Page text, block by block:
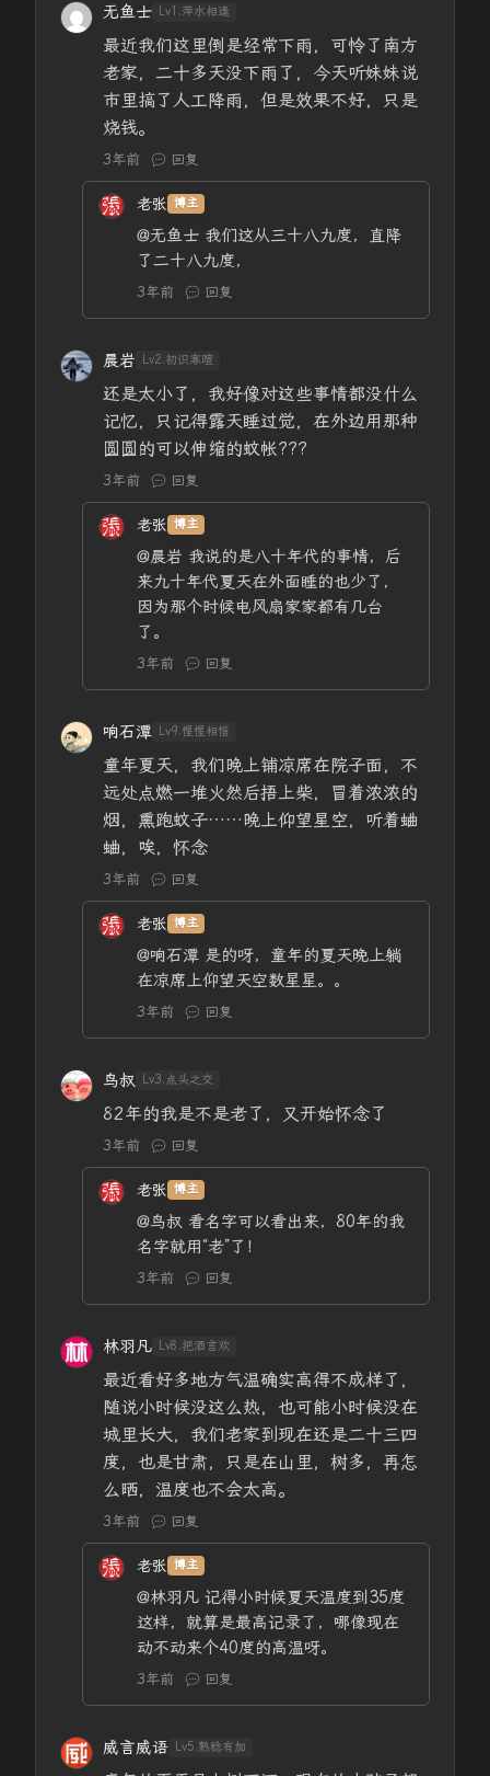
无鱼士 Lv1.萍水相逢
最近我们这里倒是经常下雨，可怜了南方
老家，二十多天没下雨了，今天听妹妹说
市里搞了人工降雨，但是效果不好，只是
烧钱。
3年前 回复
老张 博主
@无鱼士 我们这从三十八九度，直降
了二十八九度，
3年前 回复
晨岩 Lv2.初识寒暄
还是太小了，我好像对这些事情都没什么
记忆，只记得露天睡过觉，在外边用那种
圆圆的可以伸缩的蚊帐???
3年前 回复
老张 博主
@晨岩 我说的是八十年代的事情，后
来九十年代夏天在外面睡的也少了，
因为那个时候电风扇家家都有几台
了。
3年前 回复
响石潭 Lv9.惺惺相惜
童年夏天，我们晚上铺凉席在院子面，不
远处点燃一堆火然后捂上柴，冒着浓浓的
烟，熏跑蚊子……晚上仰望星空，听着蛐
蛐，唉，怀念
3年前 回复
老张 博主
@响石潭 是的呀，童年的夏天晚上躺
在凉席上仰望天空数星星。。
3年前 回复
鸟叔 Lv3.点头之交
82年的我是不是老了，又开始怀念了
3年前 回复
老张 博主
@鸟叔 看名字可以看出来，80年的我
名字就用“老”了！
3年前 回复
林羽凡 Lv8.把酒言欢
最近看好多地方气温确实高得不成样了，
随说小时候没这么热，也可能小时候没在
城里长大，我们老家到现在还是二十三四
度，也是甘肃，只是在山里，树多，再怎
么晒，温度也不会太高。
3年前 回复
老张 博主
@林羽凡 记得小时候夏天温度到35度
这样，就算是最高记录了，哪像现在
动不动来个40度的高温呀。
3年前 回复
威言威语 Lv5.熟稔有加